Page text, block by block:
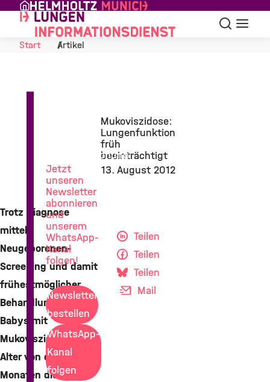
Skip to Content
Suche
Start
Artikel
Mukoviszidose:
Lungenfunktion
früh
beeinträchtigt
13. August 2012
Trotz Diagnose
mittels
Neugeborenen-
Screening und damit
frühestmöglicher
Behandlung ist bei
Babys mit
Mukoviszidose im
Alter von drei
Monaten die
Teilen
Teilen
Teilen
Mail
Lungenforschung
Jetzt
unseren
Newsletter
abonnieren
und
unserem
WhatsApp-
Kanal
folgen!
Newsletter
bestellen
WhatsApp-
Kanal
folgen